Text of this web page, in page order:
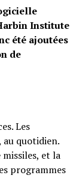
Institute
été ajoutées
de
Les
quotidien.
et la
programmes